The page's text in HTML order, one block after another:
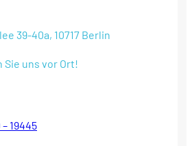
39-40a, 10717 Berlin
Sie uns vor Ort!
– 19445